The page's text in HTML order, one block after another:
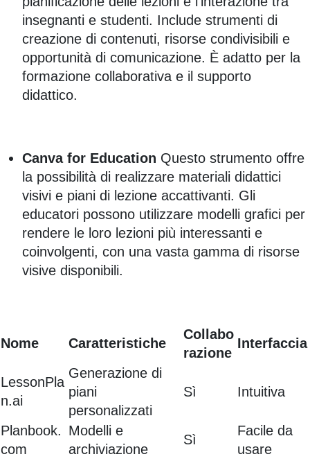
insegnanti e studenti. Include strumenti di
creazione di contenuti, risorse condivisibili e
opportunità di comunicazione. È adatto per la
formazione collaborativa e il supporto
didattico.
Canva for Education Questo strumento offre
la possibilità di realizzare materiali didattici
visivi e piani di lezione accattivanti. Gli
educatori possono utilizzare modelli grafici per
rendere le loro lezioni più interessanti e
coinvolgenti, con una vasta gamma di risorse
visive disponibili.
Nome Caratteristiche
Collabo
razione
Interfaccia
LessonPla
n.ai
Generazione di
piani
personalizzati
Sì Intuitiva
Planbook.
com
Modelli e
archiviazione
Sì
Facile da
usare